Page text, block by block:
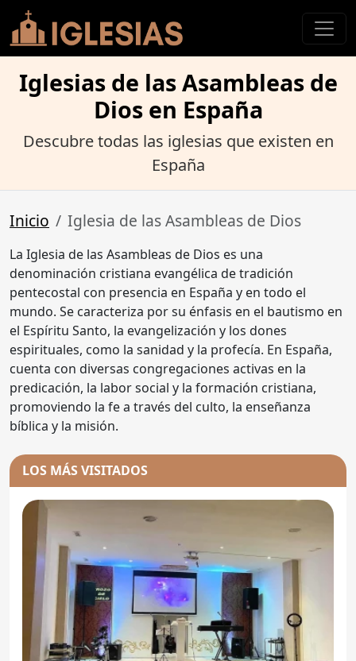
Iglesias de las Asambleas de
Dios en España
Descubre todas las iglesias que existen en
España
Inicio Iglesia de las Asambleas de Dios
La Iglesia de las Asambleas de Dios es una
denominación cristiana evangélica de tradición
pentecostal con presencia en España y en todo el
mundo. Se caracteriza por su énfasis en el bautismo en
el Espíritu Santo, la evangelización y los dones
espirituales, como la sanidad y la profecía. En España,
cuenta con diversas congregaciones activas en la
predicación, la labor social y la formación cristiana,
promoviendo la fe a través del culto, la enseñanza
bíblica y la misión.
LOS MÁS VISITADOS